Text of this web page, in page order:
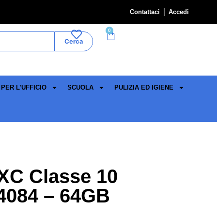
Contattaci Accedi
Cerca
0
L’UFFICIO SCUOLA PULIZIA ED IGIENE
Classe 10
– 64GB